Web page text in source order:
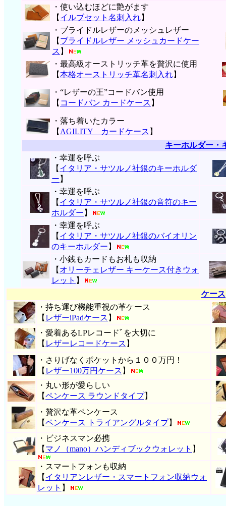
・使い込むほどに艶がます
【 イルブセット名刺入れ】
・ブライドルレザーのメッシュレザー
【 ブライドルレザー メッシュカードケー
ス 】
・最高級オーストリッチ革を贅沢に使用
【本格オーストリッチ革名刺入れ】
・“レザーの王”コードバン使用
【 コードバン カードケース 】
・落ち着いたカラー
【 AGILITY カードケース 】
キーホルダー・
・幸運を呼ぶ
【 イタリア・サツルノ社銀のキーホルダ
ー 】
・幸運を呼ぶ
【 イタリア・サツルノ社銀の音符のキー
ホルダー 】
・幸運を呼ぶ
【 イタリア・サツルノ社銀のバイオリン
のキーホルダー 】
・小銭もカードもお札も収納
【 オリーチェレザー キーケース付きウォ
レット 】
ケース
・持ち運び機能重視の革ケース
【 レザーiPadケース 】
・愛着あるLPレコードﾞを大切に
【 レザーレコードケース 】
・さりげなくポケットから１００万円！
【 レザー100万円ケース 】
・丸い形が愛らしい
【ペンケース ラウンドタイプ】
・贅沢な革ペンケース
【ペンケース トライアングルタイプ】
・ビジネスマン必携
【 マノ（mano）ハンディブックウォレット 】
・スマートフォンも収納
【 イタリアンレザー・スマートフォン収納ウォ
レット 】